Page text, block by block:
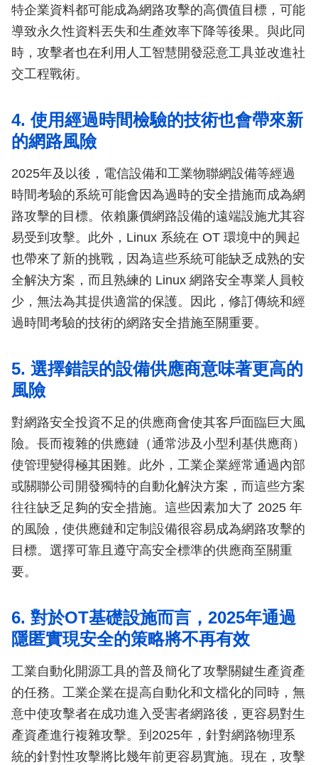
特企業資料都可能成為網路攻擊的高價值目標，可能
導致永久性資料丟失和生產效率下降等後果。與此同
時，攻擊者也在利用人工智慧開發惡意工具並改進社
交工程戰術。
4. 使用經過時間檢驗的技術也會帶來新
的網路風險
2025年及以後，電信設備和工業物聯網設備等經過
時間考驗的系統可能會因為過時的安全措施而成為網
路攻擊的目標。依賴廉價網路設備的遠端設施尤其容
易受到攻擊。此外，Linux 系統在 OT 環境中的興起
也帶來了新的挑戰，因為這些系統可能缺乏成熟的安
全解決方案，而且熟練的 Linux 網路安全專業人員較
少，無法為其提供適當的保護。因此，修訂傳統和經
過時間考驗的技術的網路安全措施至關重要。
5. 選擇錯誤的設備供應商意味著更高的
風險
對網路安全投資不足的供應商會使其客戶面臨巨大風
險。長而複雜的供應鏈（通常涉及小型利基供應商）
使管理變得極其困難。此外，工業企業經常通過內部
或關聯公司開發獨特的自動化解決方案，而這些方案
往往缺乏足夠的安全措施。這些因素加大了 2025 年
的風險，使供應鏈和定制設備很容易成為網路攻擊的
目標。選擇可靠且遵守高安全標準的供應商至關重
要。
6. 對於OT基礎設施而言，2025年通過
隱匿實現安全的策略將不再有效
工業自動化開源工具的普及簡化了攻擊關鍵生產資產
的任務。工業企業在提高自動化和文檔化的同時，無
意中使攻擊者在成功進入受害者網路後，更容易對生
產資產進行複雜攻擊。到2025年，針對網路物理系
統的針對性攻擊將比幾年前更容易實施。現在，攻擊